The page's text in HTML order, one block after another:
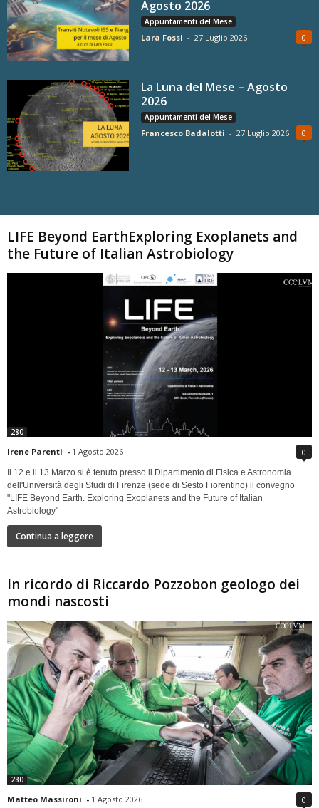
Agosto 2026
Appuntamenti del Mese
Lara Fossi - 27 Luglio 2026 0
La Luna del Mese – Agosto
2026
Appuntamenti del Mese
Francesco Badalotti - 27 Luglio 2026 0
LIFE Beyond EarthExploring Exoplanets and
the Future of Italian Astrobiology
280
Irene Parenti - 1 Agosto 2026 0
Il 12 e il 13 Marzo si è tenuto presso il Dipartimento di Fisica e Astronomia
dell'Università degli Studi di Firenze (sede di Sesto Fiorentino) il convegno
"LIFE Beyond Earth. Exploring Exoplanets and the Future of Italian
Astrobiology"
Continua a leggere
In ricordo di Riccardo Pozzobon geologo dei
mondi nascosti
280
Matteo Massironi - 1 Agosto 2026 0